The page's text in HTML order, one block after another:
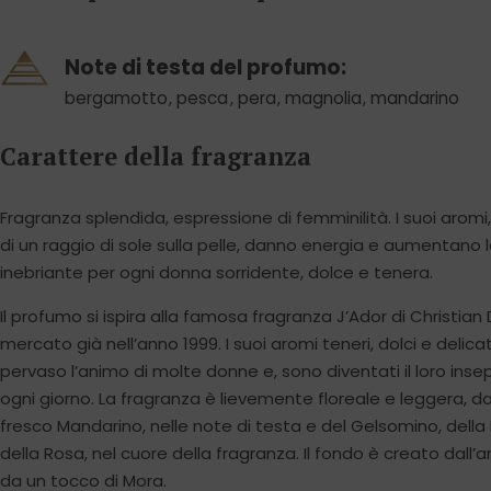
Note di testa del profumo:
bergamotto, pesca, pera, magnolia, mandarino
Carattere della fragranza
Fragranza splendida, espressione di femminilità. I suoi
di un raggio di sole sulla pelle, danno energia e aumentano
inebriante per ogni donna sorridente, dolce e tenera.
Il profumo si ispira alla famosa fragranza J’Ador di Christian
mercato già nell’anno 1999. I suoi aromi teneri, dolci e
pervaso l’animo di molte donne e, sono diventati il loro
ogni giorno. La fragranza è lievemente floreale e leggera,
fresco Mandarino, nelle note di testa e del Gelsomino, della
della Rosa, nel cuore della fragranza. Il fondo è creato
da un tocco di Mora.